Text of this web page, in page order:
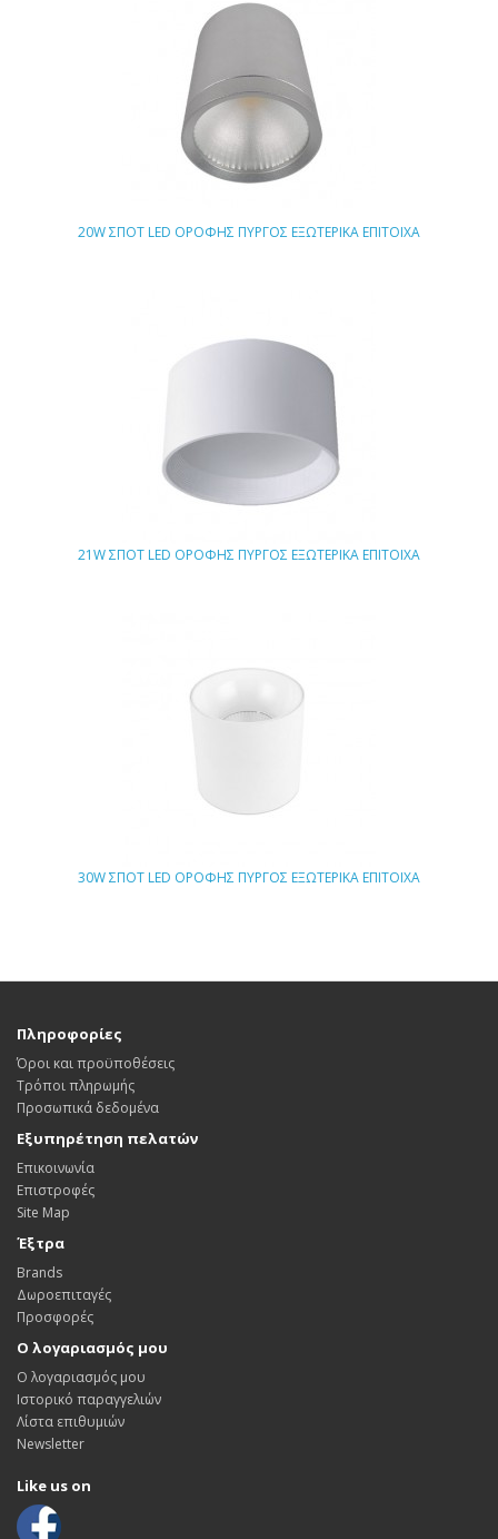
20W ΣΠΟΤ LED ΟΡΟΦΗΣ ΠΥΡΓΟΣ ΕΞΩΤΕΡΙΚΑ ΕΠΙΤΟΙΧΑ
21W ΣΠΟΤ LED ΟΡΟΦΗΣ ΠΥΡΓΟΣ ΕΞΩΤΕΡΙΚΑ ΕΠΙΤΟΙΧΑ
30W ΣΠΟΤ LED ΟΡΟΦΗΣ ΠΥΡΓΟΣ ΕΞΩΤΕΡΙΚΑ ΕΠΙΤΟΙΧΑ
Πληροφορίες
Όροι και προϋποθέσεις
Τρόποι πληρωμής
Προσωπικά δεδομένα
Εξυπηρέτηση πελατών
Επικοινωνία
Επιστροφές
Site Map
Έξτρα
Brands
Δωροεπιταγές
Προσφορές
Ο λογαριασμός μου
Ο λογαριασμός μου
Ιστορικό παραγγελιών
Λίστα επιθυμιών
Newsletter
Like us on